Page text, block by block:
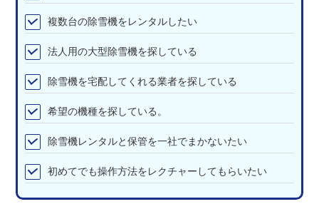
複数台の除雪機をレンタルしたい
法人用の大型除雪機を探している
除雪機を宅配してくれる業者を探している
希望の機種を探している。
除雪機レンタルと保管を一社でまかないたい
初めてでも操作方法をレクチャーしてもらいたい